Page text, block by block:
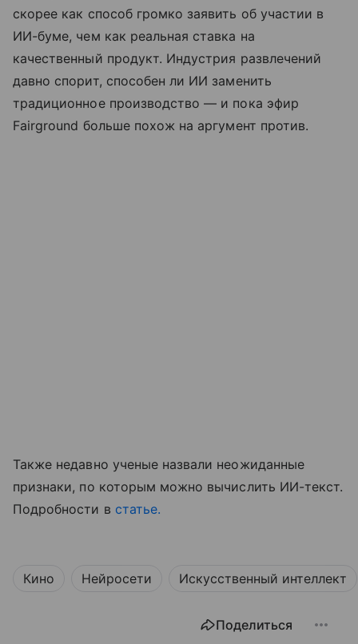
скорее как способ громко заявить об участии в
ИИ-буме, чем как реальная ставка на
качественный продукт. Индустрия развлечений
давно спорит, способен ли ИИ заменить
традиционное производство — и пока эфир
Fairground больше похож на аргумент против.
Также недавно ученые назвали неожиданные
признаки, по которым можно вычислить ИИ-текст.
Подробности в статье.
Кино Нейросети Искусственный интеллект
Поделиться